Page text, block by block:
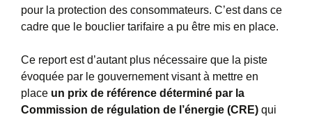
pour la protection des consommateurs. C’est dans ce
cadre que le bouclier tarifaire a pu être mis en place.
Ce report est d’autant plus nécessaire que la piste
évoquée par le gouvernement visant à mettre en
place un prix de référence déterminé par la
Commission de régulation de l’énergie (CRE) qui